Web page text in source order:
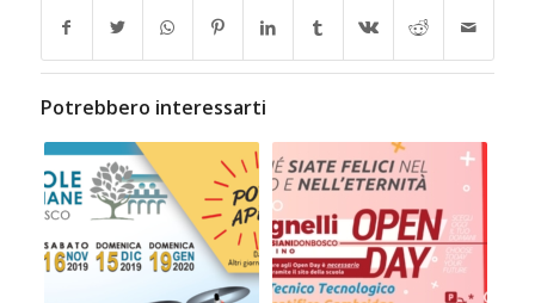
Potrebbero interessarti